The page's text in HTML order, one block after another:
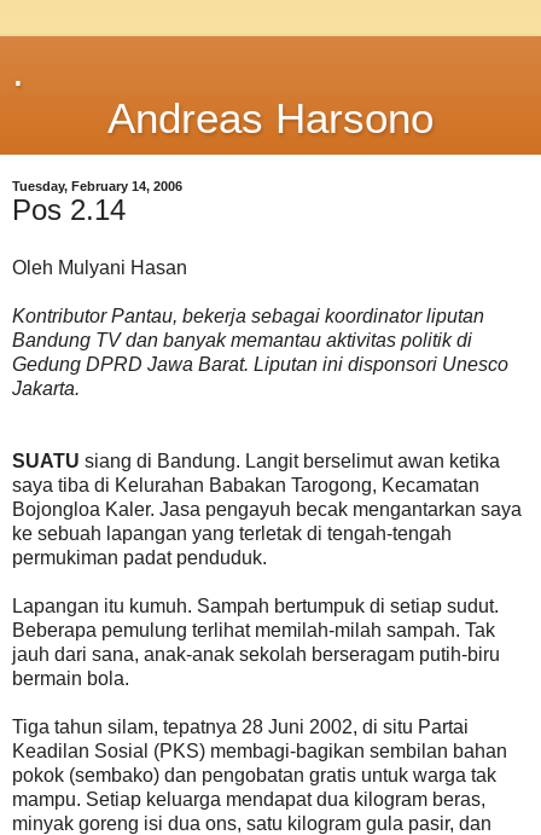
.
Andreas Harsono
Tuesday, February 14, 2006
Pos 2.14
Oleh Mulyani Hasan
Kontributor Pantau, bekerja sebagai koordinator liputan
Bandung TV dan banyak memantau aktivitas politik di
Gedung DPRD Jawa Barat. Liputan ini disponsori Unesco
Jakarta.
SUATU siang di Bandung. Langit berselimut awan ketika
saya tiba di Kelurahan Babakan Tarogong, Kecamatan
Bojongloa Kaler. Jasa pengayuh becak mengantarkan saya
ke sebuah lapangan yang terletak di tengah-tengah
permukiman padat penduduk.
Lapangan itu kumuh. Sampah bertumpuk di setiap sudut.
Beberapa pemulung terlihat memilah-milah sampah. Tak
jauh dari sana, anak-anak sekolah berseragam putih-biru
bermain bola.
Tiga tahun silam, tepatnya 28 Juni 2002, di situ Partai
Keadilan Sosial (PKS) membagi-bagikan sembilan bahan
pokok (sembako) dan pengobatan gratis untuk warga tak
mampu. Setiap keluarga mendapat dua kilogram beras,
minyak goreng isi dua ons, satu kilogram gula pasir, dan